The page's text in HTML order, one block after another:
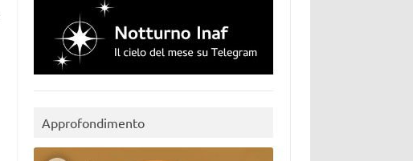
Approfondimento